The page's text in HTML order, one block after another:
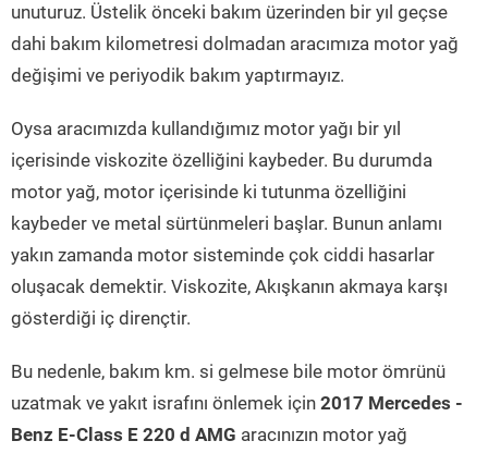
unuturuz. Üstelik önceki bakım üzerinden bir yıl geçse
dahi bakım kilometresi dolmadan aracımıza motor yağ
değişimi ve periyodik bakım yaptırmayız.
Oysa aracımızda kullandığımız motor yağı bir yıl
içerisinde viskozite özelliğini kaybeder. Bu durumda
motor yağ, motor içerisinde ki tutunma özelliğini
kaybeder ve metal sürtünmeleri başlar. Bunun anlamı
yakın zamanda motor sisteminde çok ciddi hasarlar
oluşacak demektir. Viskozite, Akışkanın akmaya karşı
gösterdiği iç dirençtir.
Bu nedenle, bakım km. si gelmese bile motor ömrünü
uzatmak ve yakıt israfını önlemek için 2017 Mercedes -
Benz E-Class E 220 d AMG aracınızın motor yağ